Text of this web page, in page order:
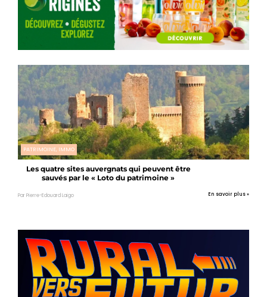
PATRIMOINE, IMMO
Les quatre sites auvergnats qui peuvent être
sauvés par le « Loto du patrimoine »
Par Pierre-Edouard Laigo En savoir plus »